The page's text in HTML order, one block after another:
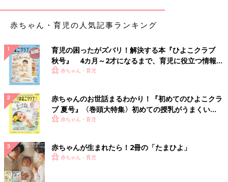
ンズ」
赤ちゃん・育児の人気記事ランキング
育児の困ったがズバリ！解決する本『ひよこクラブ
秋号』 4カ月～2才になるまで、育児に役立つ情報が
いっぱい！
赤ちゃん・育児
赤ちゃんのお世話まるわかり！『初めてのひよこクラ
ブ 夏号』〈巻頭大特集〉初めての授乳がうまくい
く！ おっぱい・ミルクの基本と夏のトラブル 解決テ
赤ちゃん・育児
赤ちゃんが生まれたら！2冊の「たまひよ」
赤ちゃん・育児